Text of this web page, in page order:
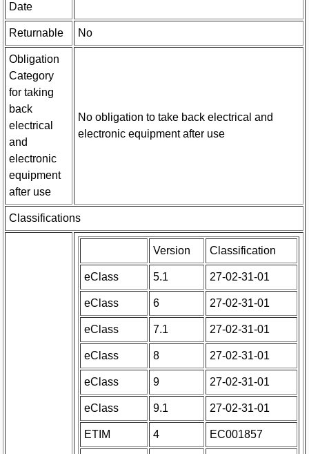
Date
Returnable No
Obligation
Category
for taking
back
electrical
and
electronic
equipment
after use
No obligation to take back electrical and
electronic equipment after use
Classifications
Version Classification
eClass 5.1 27-02-31-01
eClass 6 27-02-31-01
eClass 7.1 27-02-31-01
eClass 8 27-02-31-01
eClass 9 27-02-31-01
eClass 9.1 27-02-31-01
ETIM 4 EC001857